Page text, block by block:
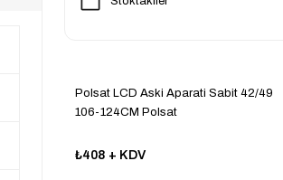
Polsat LCD Aski Aparati Sabit 42/49
106-124CM Polsat
₺408 + KDV